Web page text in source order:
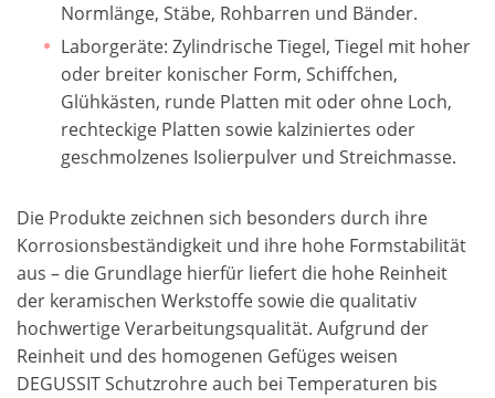
Normlänge, Stäbe, Rohbarren und Bänder.
Laborgeräte: Zylindrische Tiegel, Tiegel mit hoher
oder breiter konischer Form, Schiffchen,
Glühkästen, runde Platten mit oder ohne Loch,
rechteckige Platten sowie kalziniertes oder
geschmolzenes Isolierpulver und Streichmasse.
Die Produkte zeichnen sich besonders durch ihre
Korrosionsbeständigkeit und ihre hohe Formstabilität
aus – die Grundlage hierfür liefert die hohe Reinheit
der keramischen Werkstoffe sowie die qualitativ
hochwertige Verarbeitungsqualität. Aufgrund der
Reinheit und des homogenen Gefüges weisen
DEGUSSIT Schutzrohre auch bei Temperaturen bis